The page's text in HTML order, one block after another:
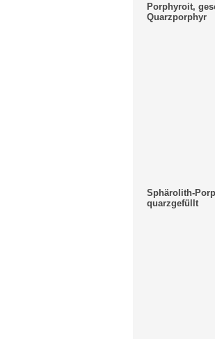
Porphyroit,
Quarzporphyr
Sphärolith-
quarzgefüllt